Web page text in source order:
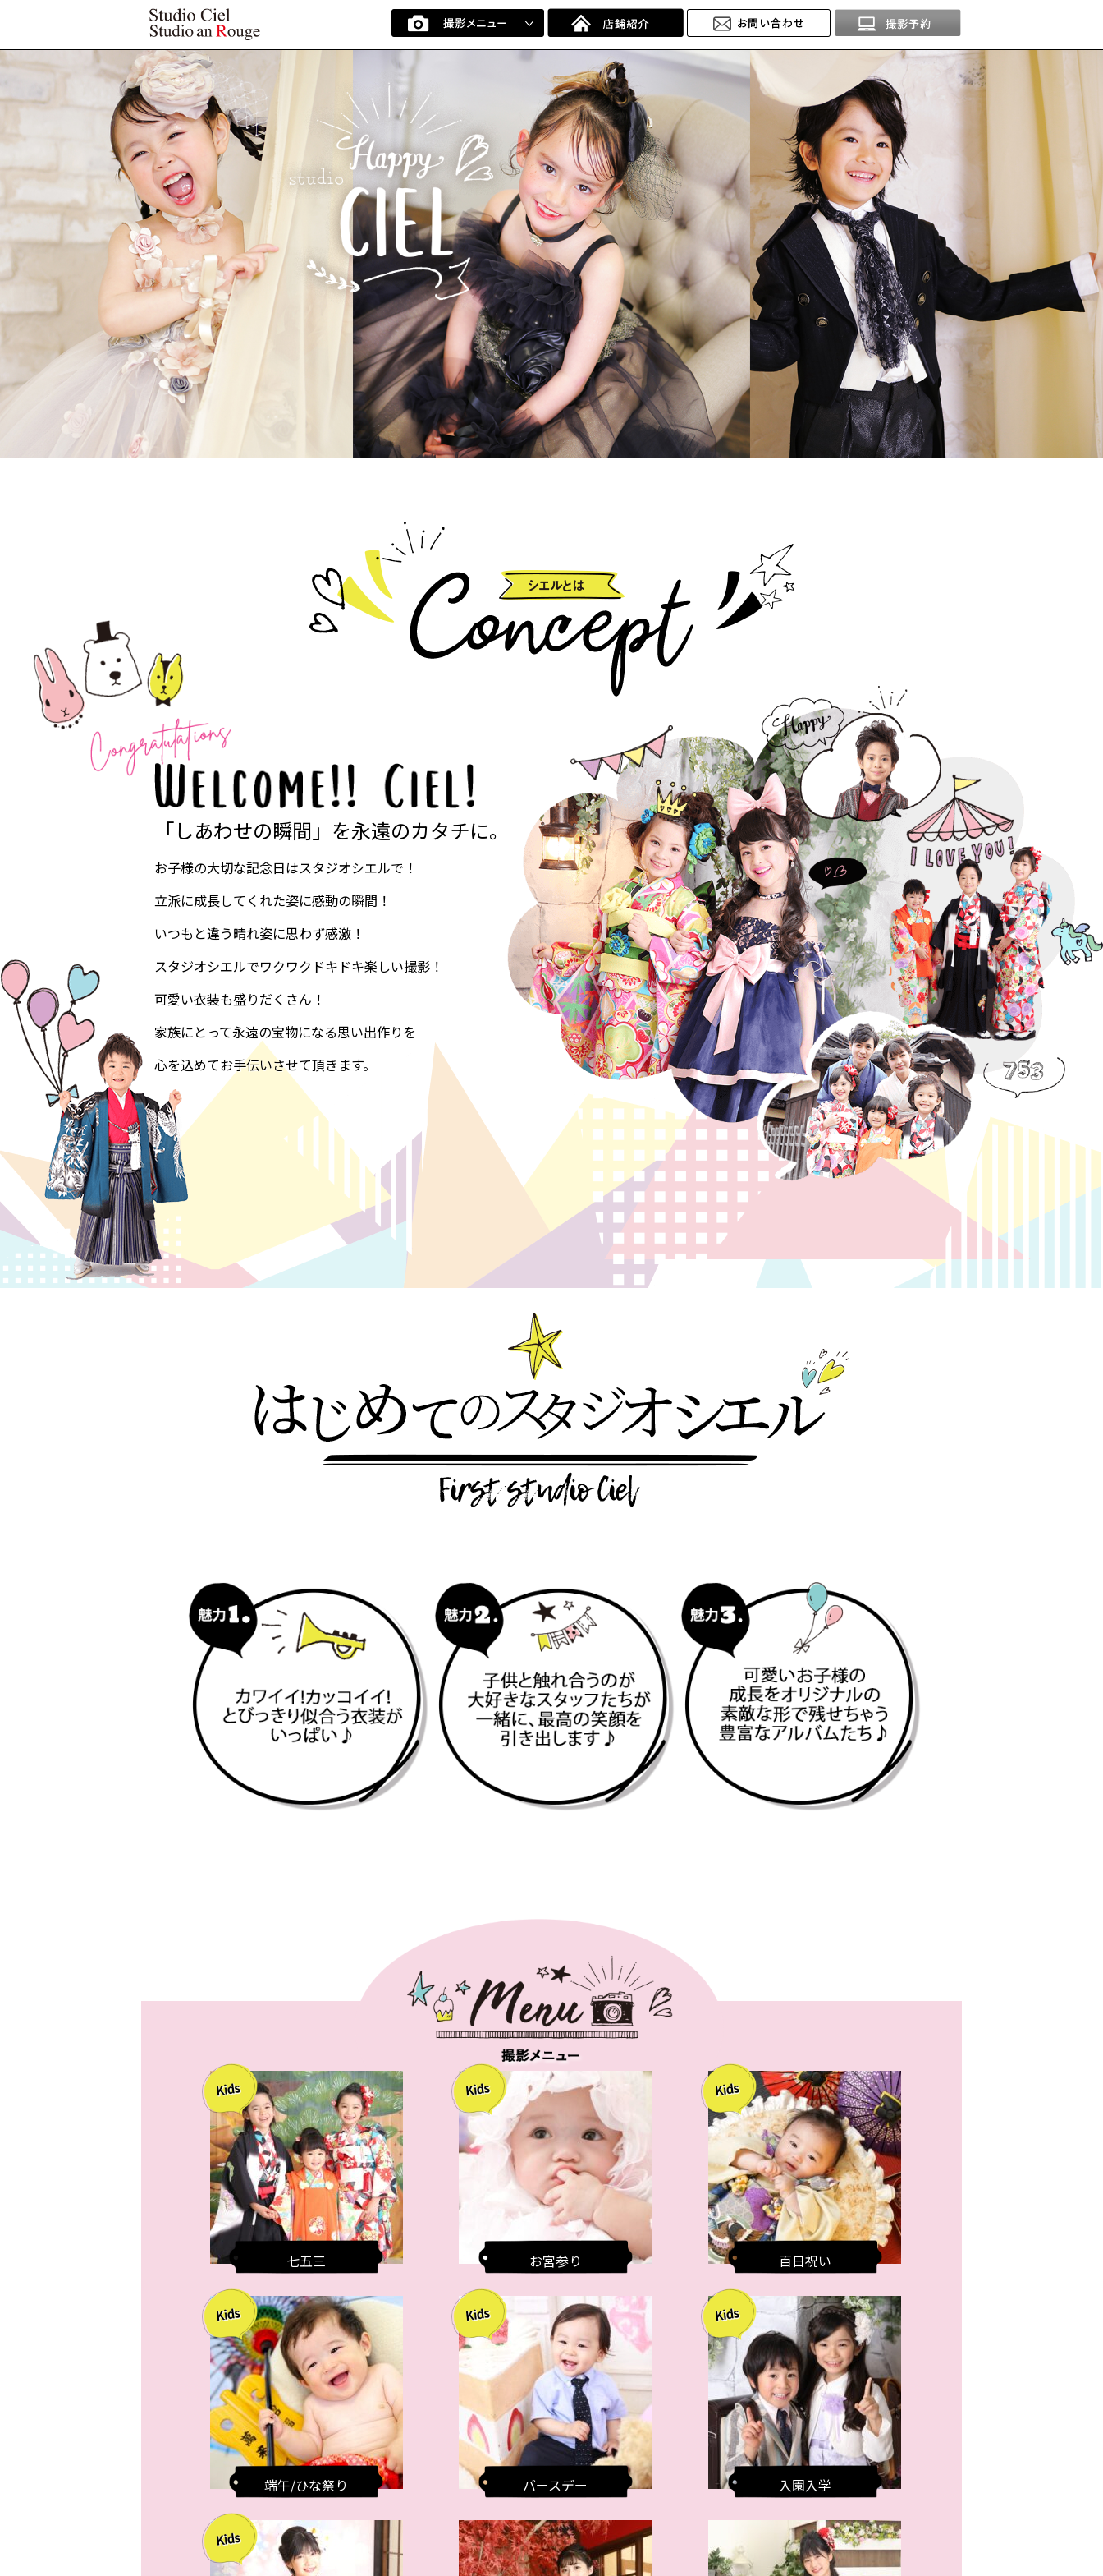
「しあわせの瞬間」を永遠のカタチに。
お子様の大切な記念日はスタジオシエルで！
立派に成長してくれた姿に感動の瞬間！
いつもと違う晴れ姿に思わず感激！
スタジオシエルでワクワクドキドキ楽しい撮影！
可愛い衣装も盛りだくさん！
家族にとって永遠の宝物になる思い出作りを
心を込めてお手伝いさせて頂きます。
七五三 お宮参り 百日祝い
端午/ひな祭り バースデー 入園入学